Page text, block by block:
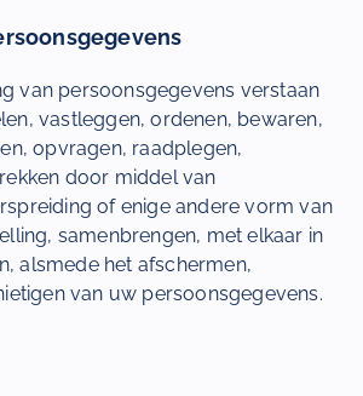
van persoonsgegevens verstaan
vastleggen, ordenen, bewaren,
opvragen, raadplegen,
door middel van
of enige andere vorm van
samenbrengen, met elkaar in
alsmede het afschermen,
van uw persoonsgegevens.